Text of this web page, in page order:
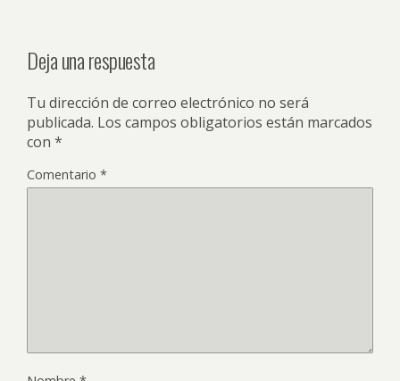
Deja una respuesta
Tu dirección de correo electrónico no será
publicada. Los campos obligatorios están marcados
con *
Comentario *